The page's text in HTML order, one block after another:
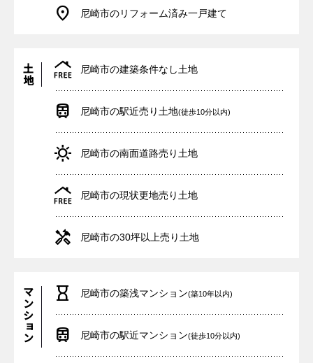
尼崎市のリフォーム済み一戸建て
土地 尼崎市の建築条件なし土地
尼崎市の駅近売り土地(徒歩10分以内)
尼崎市の南面道路売り土地
尼崎市の現状更地売り土地
尼崎市の30坪以上売り土地
マンション 尼崎市の築浅マンション(築10年以内)
尼崎市の駅近マンション(徒歩10分以内)